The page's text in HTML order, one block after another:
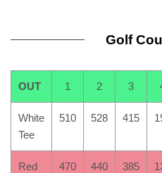
Golf
OUT 1 2 3
White
Tee
510 528 415
Red
470 440 385